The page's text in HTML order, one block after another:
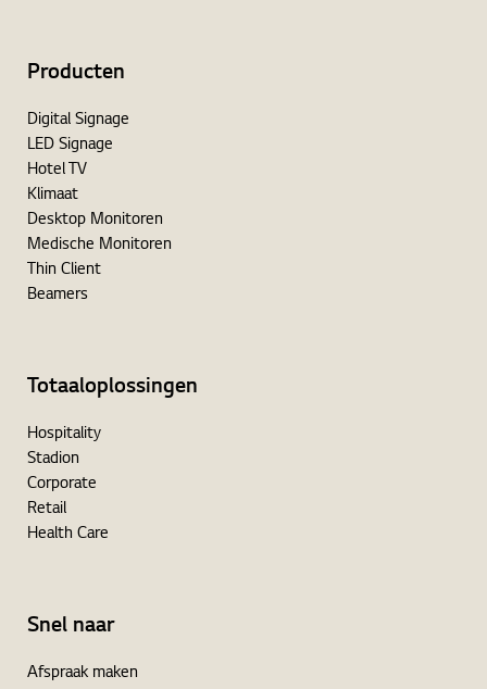
Producten
Digital Signage
LED Signage
Hotel TV
Klimaat
Desktop Monitoren
Medische Monitoren
Thin Client
Beamers
Totaaloplossingen
Hospitality
Stadion
Corporate
Retail
Health Care
Snel naar
Afspraak maken